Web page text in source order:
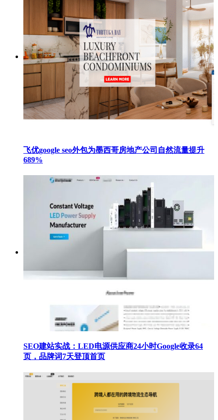
飞优google seo外包为墨西哥房地产公司自然流量提升
689%
SEO建站实战：LED电源供应商24小时Google收录64
页，品牌词7天登顶首页